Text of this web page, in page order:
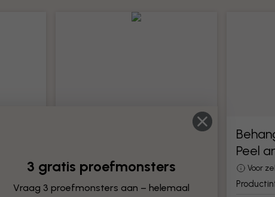
monteren van behang
Productinformatie
Peel
Voor
3 gratis proefmonsters
Vraag 3 proefmonsters aan – helemaal